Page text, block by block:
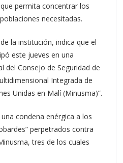
permita concentrar los
necesitadas.
la institución, indica que el
este jueves en una
del Consejo de Seguridad de
Integrada de
Unidas en Malí (Minusma)”.
condena enérgica a los
perpetrados contra
tres de los cuales